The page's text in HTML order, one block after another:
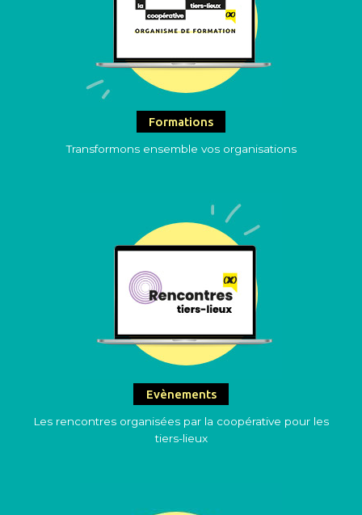
Formations
Transformons ensemble vos organisations
Evènements
Les rencontres organisées par la coopérative pour les
tiers-lieux